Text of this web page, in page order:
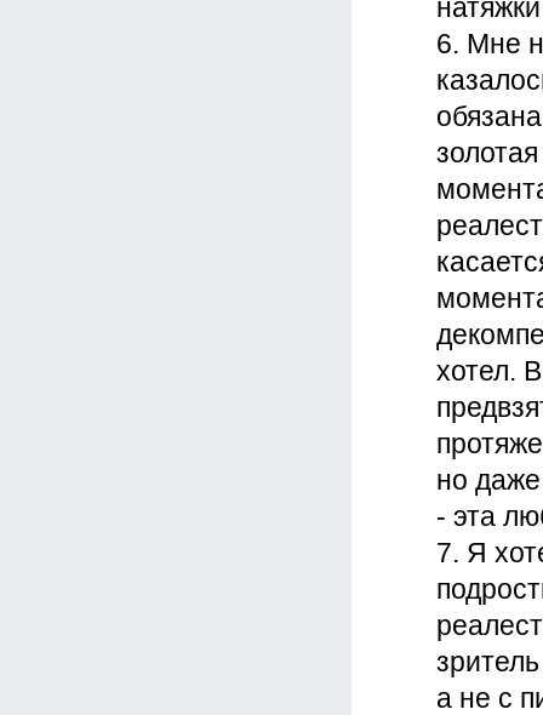
6. Мне
хотел.
но
- эта
7. Я
а не с